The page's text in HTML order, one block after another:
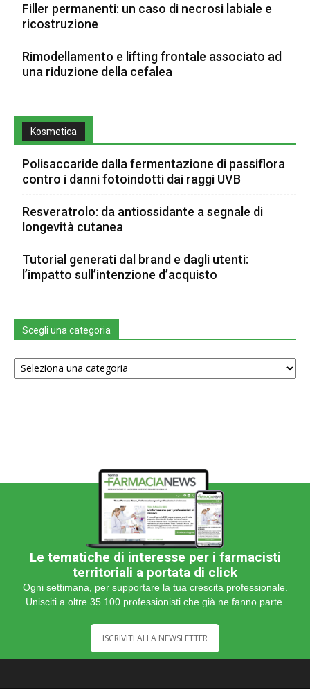
Filler permanenti: un caso di necrosi labiale e
ricostruzione
Rimodellamento e lifting frontale associato ad
una riduzione della cefalea
Kosmetica
Polisaccaride dalla fermentazione di passiflora
contro i danni fotoindotti dai raggi UVB
Resveratrolo: da antiossidante a segnale di
longevità cutanea
Tutorial generati dal brand e dagli utenti:
l’impatto sull’intenzione d’acquisto
Scegli una categoria
Scegli
una
Le tematiche di interesse per i farmacisti
territoriali a portata di click
Ogni settimana, per supportare la tua crescita professionale.
Unisciti a oltre 35.100 professionisti che già ne fanno parte.
ISCRIVITI ALLA NEWSLETTER